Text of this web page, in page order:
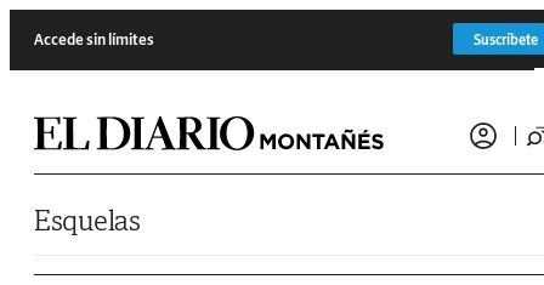
Accede sin límites Suscríbete
Esquelas